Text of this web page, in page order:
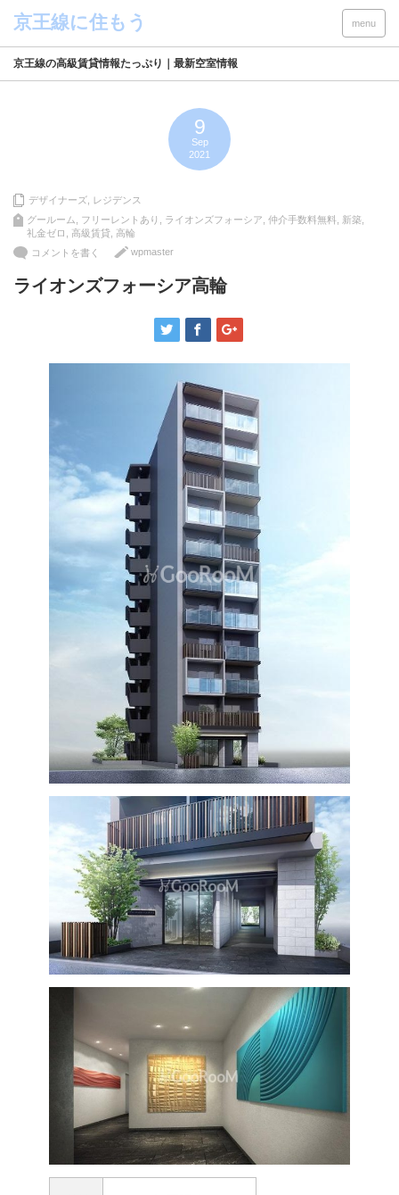
menu
京王線の高級賃貸情報たっぷり｜最新空室情報
9
Sep
2021
デザイナーズ レジデンス
グールーム
フリーレントあり ライオンズフォーシア 仲介手数料無料 新築
礼金ゼロ
高級賃貸 高輪
コメントを書く
wpmaster
ライオンズフォーシア高輪